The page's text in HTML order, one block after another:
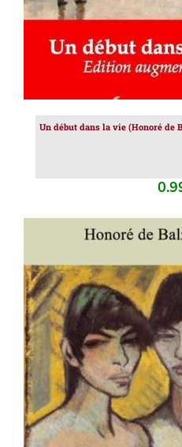
Un début dans la vie (Honoré de
AJOUTER AU PANIER /